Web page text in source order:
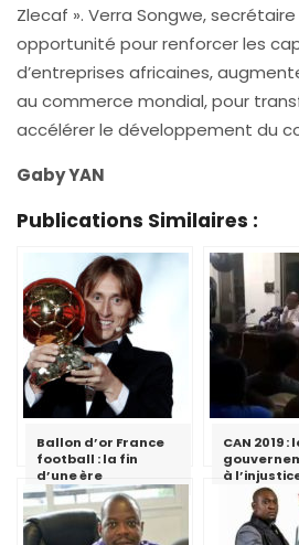
Zlecaf ». Verra Songwe,
opportunité pour renforcer les
d’entreprises africaines,
au commerce mondial, pour
accélérer le développement du
Gaby YAN
Publications Similaires :
Ballon d’or France
football : la fin
d’une ère
CAN 2019 :
à